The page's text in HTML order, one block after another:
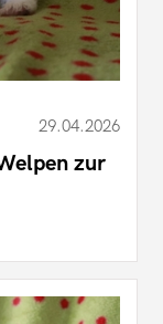
29.04.2026
zur